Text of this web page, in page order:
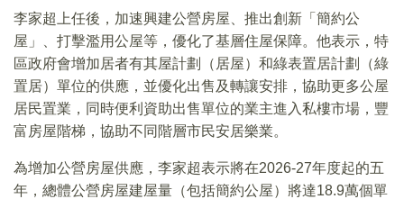
李家超上任後，加速興建公營房屋、推出創新「簡約公
屋」、打擊濫用公屋等，優化了基層住屋保障。他表示，特
區政府會增加居者有其屋計劃（居屋）和綠表置居計劃（綠
置居）單位的供應，並優化出售及轉讓安排，協助更多公屋
居民置業，同時便利資助出售單位的業主進入私樓市場，豐
富房屋階梯，協助不同階層市民安居樂業。
為增加公營房屋供應，李家超表示將在2026-27年度起的五
年，總體公營房屋建屋量（包括簡約公屋）將達18.9萬個單